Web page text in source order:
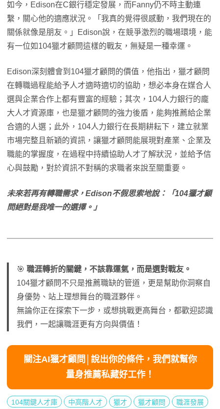
如今，Edison在C銀行穩定發展，而Fanny仍不時主動連
繫，關心他的適應狀況。「我真的覺得很感動，我們現在的
關係就像是朋友。」Edison說，在競爭激烈的職場環境，能
有一位如104獵才顧問這樣的戰友，無疑是一種幸運。
Edison深刻體會到104獵才顧問的價值，他指出，獵才顧問
在轉職過程能給予人才適時適切的協助，想必本身在媒合人
選與企業合作上都有豐富的經驗；其次，104人力銀行的龐
大人才資源庫，也是獵才顧問的強力後盾，能夠推薦給企業
合適的人選；此外，104人力銀行在長期耕耘下，建立就業
市場完整且新穎的資訊，讓獵才顧問能展現對產業、企業及
職能的掌握度，在過程中持續協助人才了解狀況，並給予信
心與鼓勵，對於資訊不對稱的求職者來說至關重要。
未來若再有轉職需求，Edison不假思索地說：「104獵才顧
問絕對是我唯一的選擇。」
🎯 職涯轉折的關鍵，不該靠運氣，而是選對戰友。
104獵才顧問不只是推薦職缺的管道，更是幫助你洞察自
身優勢、站上理想舞台的職涯夥伴。
無論你正在探索下一步，或想挑戰更高舞台，都歡迎認識
我們，一起讓職涯更有方向與價值！
關注AI獵才顧問│說出你的條件，我們就幫你
量身推薦私藏好工作！
104關鍵人才庫 中高階人才 獵才 獵才顧問
職涯發展